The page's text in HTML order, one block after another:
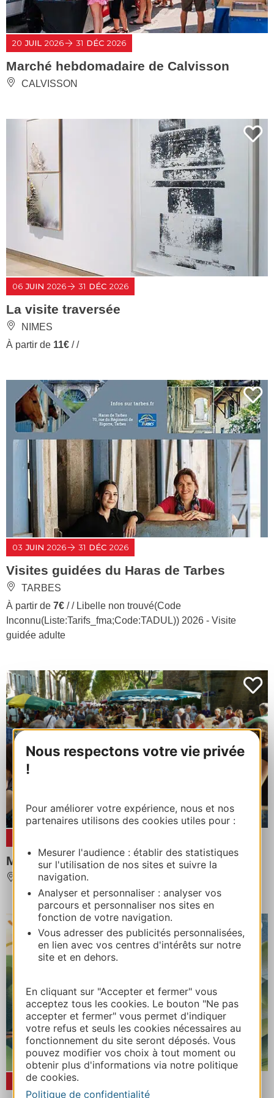
Nous respectons votre vie privée
!
Pour améliorer votre expérience, nous et nos
partenaires utilisons des cookies utiles pour :
Mesurer l'audience : établir des statistiques
sur l'utilisation de nos sites et suivre la
navigation.
Analyser et personnaliser : analyser vos
parcours et personnaliser nos sites en
fonction de votre navigation.
Vous adresser des publicités personnalisées,
en lien avec vos centres d'intérêts sur notre
site et en dehors.
En cliquant sur "Accepter et fermer" vous
acceptez tous les cookies. Le bouton "Ne pas
accepter et fermer" vous permet d'indiquer
votre refus et seuls les cookies nécessaires au
fonctionnement du site seront déposés. Vous
pouvez modifier vos choix à tout moment ou
obtenir plus d'informations via notre politique
de cookies.
Politique de confidentialité
20 JUIL 2026 31 DÉC 2026
Marché hebdomadaire de Calvisson
CALVISSON
06 JUIN 2026 31 DÉC 2026
La visite traversée
NIMES
À partir de 11€ / /
03 JUIN 2026 31 DÉC 2026
Visites guidées du Haras de Tarbes
TARBES
À partir de 7€ / / Libelle non trouvé(Code
Inconnu(Liste:Tarifs_fma;Code:TADUL)) 2026 - Visite
guidée adulte
Marché hebdomadaire de Rodez
RODEZ
MARS 2026